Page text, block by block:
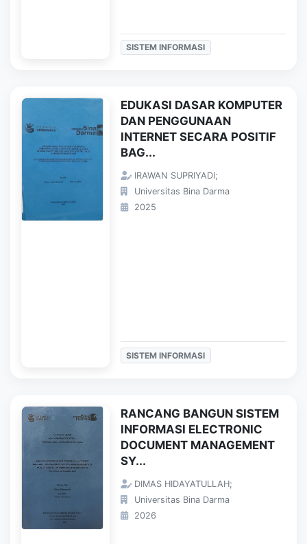
SISTEM INFORMASI
EDUKASI DASAR KOMPUTER
DAN PENGGUNAAN
INTERNET SECARA POSITIF
BAG...
IRAWAN SUPRIYADI;
Universitas Bina Darma
2025
SISTEM INFORMASI
RANCANG BANGUN SISTEM
INFORMASI ELECTRONIC
DOCUMENT MANAGEMENT
SY...
DIMAS HIDAYATULLAH;
Universitas Bina Darma
2026